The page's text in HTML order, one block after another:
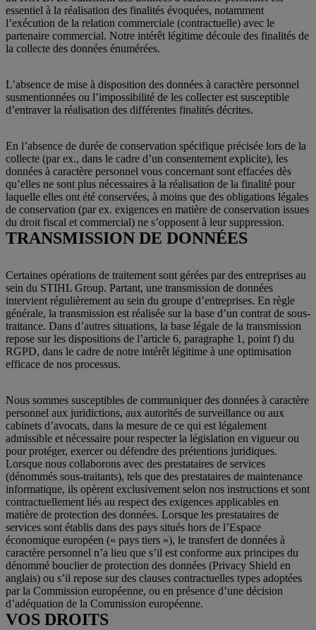
essentiel à la réalisation des finalités évoquées, notamment
l’exécution de la relation commerciale (contractuelle) avec le
partenaire commercial. Notre intérêt légitime découle des finalités de
la collecte des données énumérées.
L’absence de mise à disposition des données à caractère personnel
susmentionnées ou l’impossibilité de les collecter est susceptible
d’entraver la réalisation des différentes finalités décrites.
En l’absence de durée de conservation spécifique précisée lors de la
collecte (par ex., dans le cadre d’un consentement explicite), les
données à caractère personnel vous concernant sont effacées dès
qu’elles ne sont plus nécessaires à la réalisation de la finalité pour
laquelle elles ont été conservées, à moins que des obligations légales
de conservation (par ex. exigences en matière de conservation issues
du droit fiscal et commercial) ne s’opposent à leur suppression.
TRANSMISSION DE DONNÉES
Certaines opérations de traitement sont gérées par des entreprises au
sein du STIHL Group. Partant, une transmission de données
intervient régulièrement au sein du groupe d’entreprises. En règle
générale, la transmission est réalisée sur la base d’un contrat de sous-
traitance. Dans d’autres situations, la base légale de la transmission
repose sur les dispositions de l’article 6, paragraphe 1, point f) du
RGPD, dans le cadre de notre intérêt légitime à une optimisation
efficace de nos processus.
Nous sommes susceptibles de communiquer des données à caractère
personnel aux juridictions, aux autorités de surveillance ou aux
cabinets d’avocats, dans la mesure de ce qui est légalement
admissible et nécessaire pour respecter la législation en vigueur ou
pour protéger, exercer ou défendre des prétentions juridiques.
Lorsque nous collaborons avec des prestataires de services
(dénommés sous-traitants), tels que des prestataires de maintenance
informatique, ils opèrent exclusivement selon nos instructions et sont
contractuellement liés au respect des exigences applicables en
matière de protection des données. Lorsque les prestataires de
services sont établis dans des pays situés hors de l’Espace
économique européen (« pays tiers »), le transfert de données à
caractère personnel n’a lieu que s’il est conforme aux principes du
dénommé bouclier de protection des données (Privacy Shield en
anglais) ou s’il repose sur des clauses contractuelles types adoptées
par la Commission européenne, ou en présence d’une décision
d’adéquation de la Commission européenne.
VOS DROITS